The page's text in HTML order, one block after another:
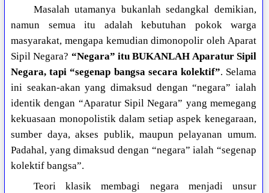
Masalah utamanya bukanlah sedangkal demikian,
namun semua itu adalah kebutuhan pokok warga
masyarakat, mengapa kemudian dimonopolir oleh Aparat
Sipil Negara? “Negara” itu BUKANLAH Aparatur Sipil
Negara, tapi “segenap bangsa secara kolektif”. Selama
ini seakan-akan yang dimaksud dengan “negara” ialah
identik dengan “Aparatur Sipil Negara” yang memegang
kekuasaan monopolistik dalam setiap aspek kenegaraan,
sumber daya, akses publik, maupun pelayanan umum.
Padahal, yang dimaksud dengan “negara” ialah “segenap
kolektif bangsa”.
Teori klasik membagi negara menjadi unsur